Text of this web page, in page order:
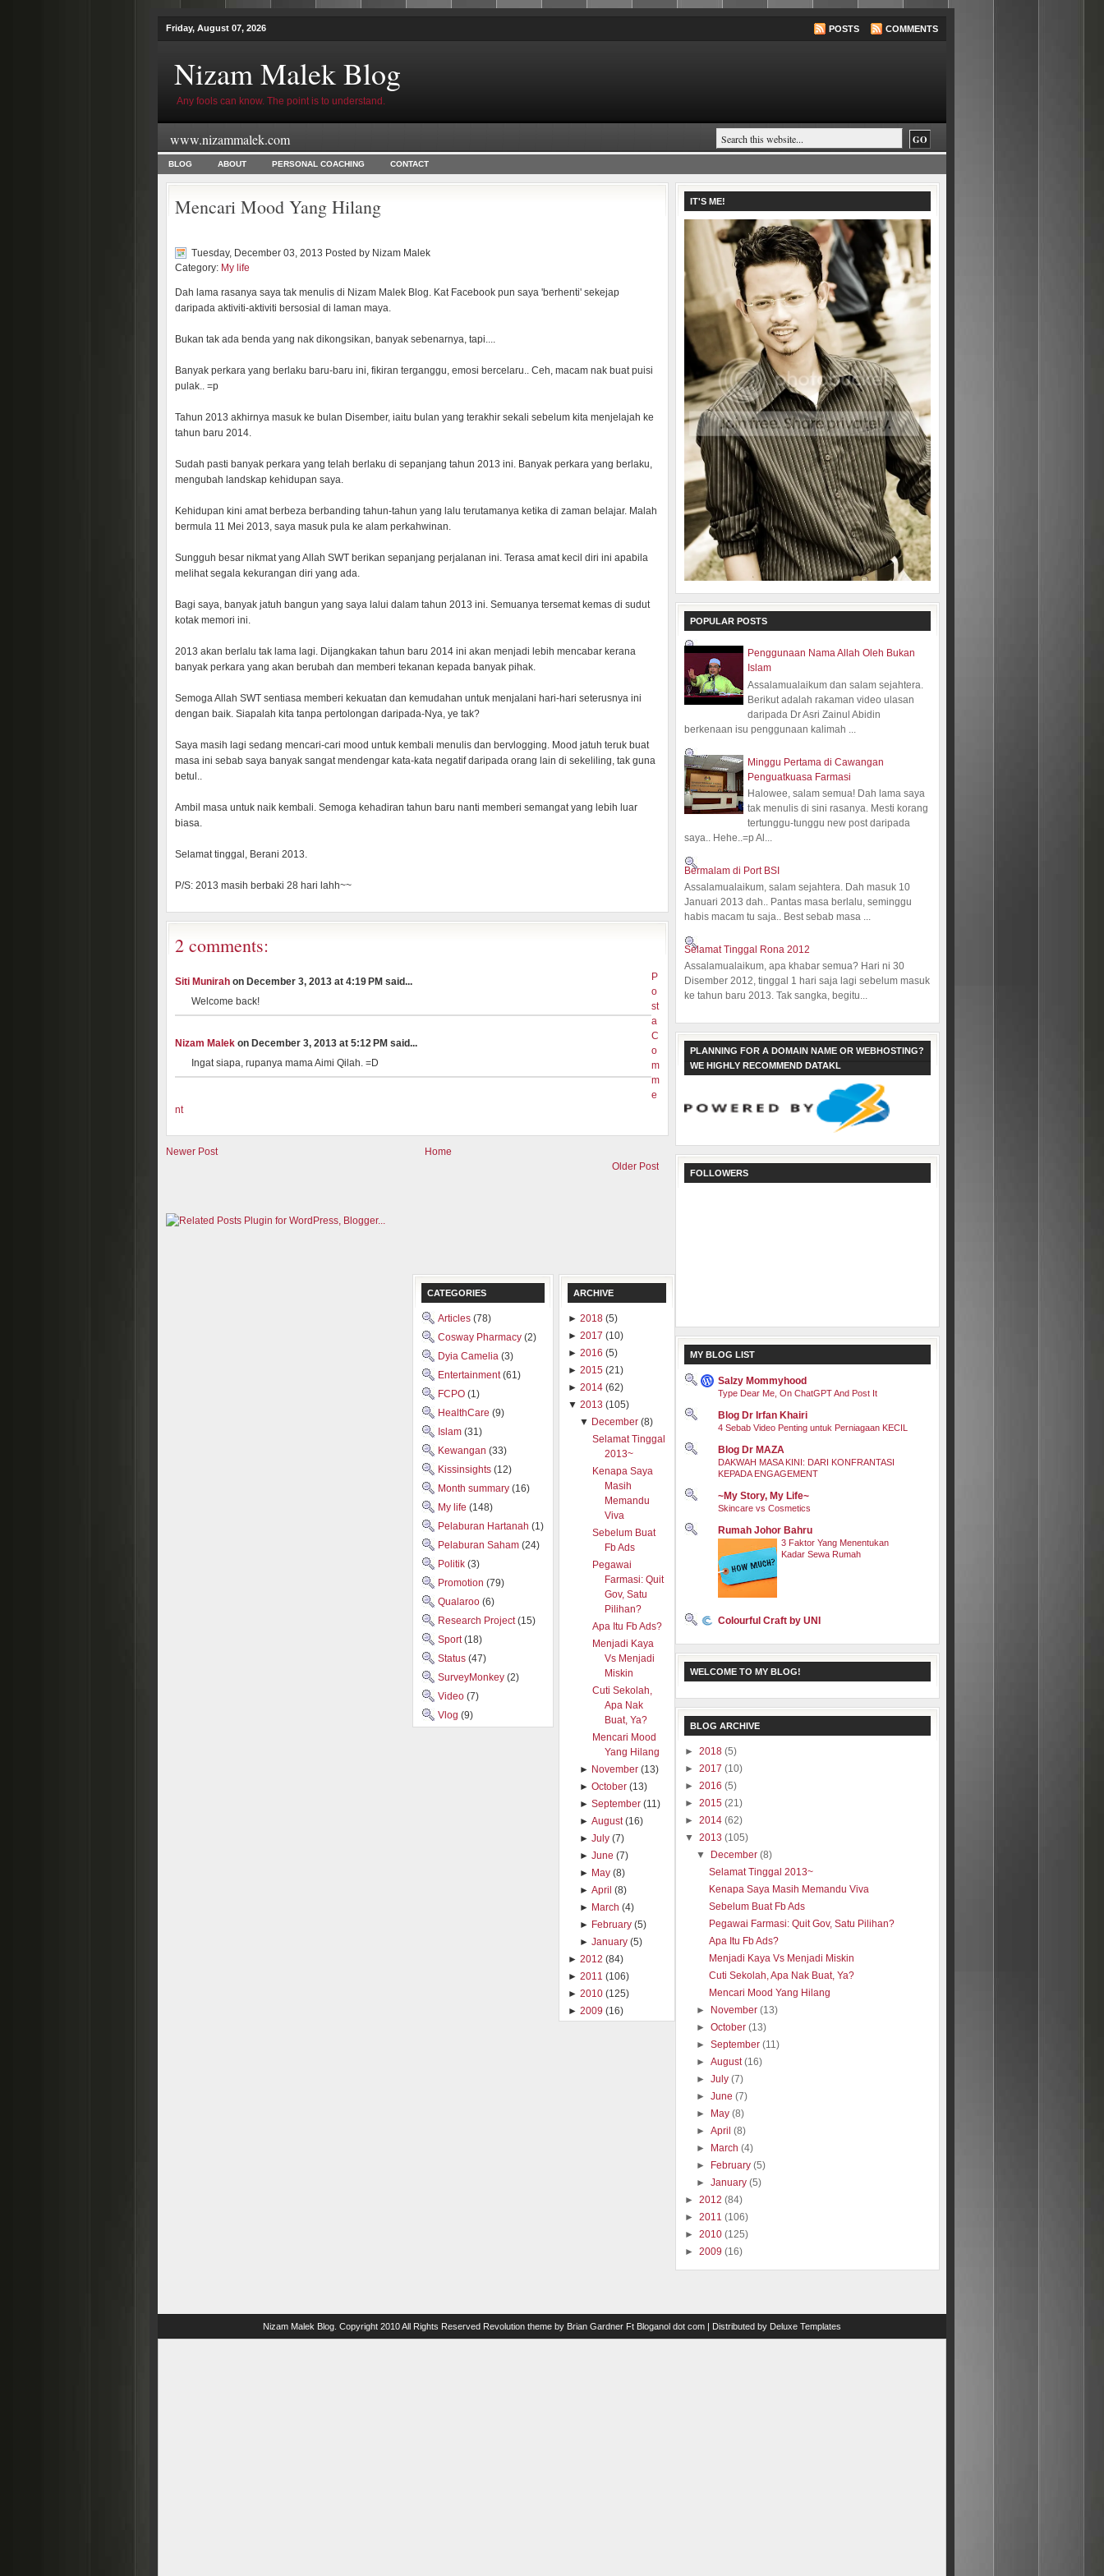
Friday, August 07, 2026 POSTS COMMENTS
Nizam Malek Blog
Any fools can know. The point is to understand.
www.nizammalek.com
BLOG ABOUT PERSONAL COACHING CONTACT
Mencari Mood Yang Hilang
Tuesday, December 03, 2013 Posted by Nizam Malek
Category: My life
Dah lama rasanya saya tak menulis di Nizam Malek Blog. Kat Facebook pun saya 'berhenti' sekejap
daripada aktiviti-aktiviti bersosial di laman maya.
Bukan tak ada benda yang nak dikongsikan, banyak sebenarnya, tapi....
Banyak perkara yang berlaku baru-baru ini, fikiran terganggu, emosi bercelaru.. Ceh, macam nak buat puisi
pulak.. =p
Tahun 2013 akhirnya masuk ke bulan Disember, iaitu bulan yang terakhir sekali sebelum kita menjelajah ke
tahun baru 2014.
Sudah pasti banyak perkara yang telah berlaku di sepanjang tahun 2013 ini. Banyak perkara yang berlaku,
mengubah landskap kehidupan saya.
Kehidupan kini amat berbeza berbanding tahun-tahun yang lalu terutamanya ketika di zaman belajar. Malah
bermula 11 Mei 2013, saya masuk pula ke alam perkahwinan.
Sungguh besar nikmat yang Allah SWT berikan sepanjang perjalanan ini. Terasa amat kecil diri ini apabila
melihat segala kekurangan diri yang ada.
Bagi saya, banyak jatuh bangun yang saya lalui dalam tahun 2013 ini. Semuanya tersemat kemas di sudut
kotak memori ini.
2013 akan berlalu tak lama lagi. Dijangkakan tahun baru 2014 ini akan menjadi lebih mencabar kerana
banyak perkara yang akan berubah dan memberi tekanan kepada banyak pihak.
Semoga Allah SWT sentiasa memberi kekuatan dan kemudahan untuk menjalani hari-hari seterusnya ini
dengan baik. Siapalah kita tanpa pertolongan daripada-Nya, ye tak?
Saya masih lagi sedang mencari-cari mood untuk kembali menulis dan bervlogging. Mood jatuh teruk buat
masa ini sebab saya banyak sangat mendengar kata-kata negatif daripada orang lain di sekeliling, tak guna
betul..
Ambil masa untuk naik kembali. Semoga kehadiran tahun baru nanti memberi semangat yang lebih luar
biasa.
Selamat tinggal, Berani 2013.
P/S: 2013 masih berbaki 28 hari lahh~~
2 comments:
Siti Munirah on December 3, 2013 at 4:19 PM said...
Welcome back!
Nizam Malek on December 3, 2013 at 5:12 PM said...
Ingat siapa, rupanya mama Aimi Qilah. =D
P
o
st
a
C
o
m
m
e
nt
Newer Post
Older Post
Home
IT'S ME!
POPULAR POSTS
Penggunaan Nama Allah Oleh Bukan
Islam
Assalamualaikum dan salam sejahtera.
Berikut adalah rakaman video ulasan
daripada Dr Asri Zainul Abidin
berkenaan isu penggunaan kalimah ...
Minggu Pertama di Cawangan
Penguatkuasa Farmasi
Halowee, salam semua! Dah lama saya
tak menulis di sini rasanya. Mesti korang
tertunggu-tunggu new post daripada
saya.. Hehe..=p Al...
Bermalam di Port BSI
Assalamualaikum, salam sejahtera. Dah masuk 10
Januari 2013 dah.. Pantas masa berlalu, seminggu
habis macam tu saja.. Best sebab masa ...
Selamat Tinggal Rona 2012
Assalamualaikum, apa khabar semua? Hari ni 30
Disember 2012, tinggal 1 hari saja lagi sebelum masuk
ke tahun baru 2013. Tak sangka, begitu...
PLANNING FOR A DOMAIN NAME OR WEBHOSTING?
WE HIGHLY RECOMMEND DATAKL
FOLLOWERS
MY BLOG LIST
Salzy Mommyhood
Type Dear Me, On ChatGPT And Post It
Blog Dr Irfan Khairi
4 Sebab Video Penting untuk Perniagaan KECIL
Blog Dr MAZA
DAKWAH MASA KINI: DARI KONFRANTASI
KEPADA ENGAGEMENT
~My Story, My Life~
Skincare vs Cosmetics
Rumah Johor Bahru
3 Faktor Yang Menentukan
Kadar Sewa Rumah
Colourful Craft by UNI
WELCOME TO MY BLOG!
BLOG ARCHIVE
► 2018 (5)
► 2017 (10)
► 2016 (5)
► 2015 (21)
► 2014 (62)
▼ 2013 (105)
▼ December(8)
Selamat Tinggal 2013~
Kenapa Saya Masih Memandu Viva
Sebelum Buat Fb Ads
Pegawai Farmasi: Quit Gov, Satu Pilihan?
Apa Itu Fb Ads?
Menjadi Kaya Vs Menjadi Miskin
Cuti Sekolah, Apa Nak Buat, Ya?
Mencari Mood Yang Hilang
► November(13)
►October(13)
►September(11)
►August(16)
►July(7)
►June(7)
► May(8)
►April(8)
► March(4)
► February(5)
►January(5)
► 2012 (84)
► 2011 (106)
► 2010 (125)
► 2009 (16)
CATEGORIES
Articles (78)
Cosway Pharmacy (2)
Dyia Camelia (3)
Entertainment(61)
FCPO (1)
HealthCare (9)
Islam (31)
Kewangan (33)
Kissinsights (12)
Month summary (16)
My life (148)
Pelaburan Hartanah (1)
Pelaburan Saham (24)
Politik (3)
Promotion (79)
Qualaroo (6)
Research Project(15)
Sport(18)
Status (47)
SurveyMonkey (2)
Video (7)
Vlog (9)
ARCHIVE
► 2018 (5)
► 2017 (10)
► 2016 (5)
► 2015 (21)
► 2014 (62)
▼ 2013 (105)
▼ December (8)
Selamat Tinggal
2013~
Kenapa Saya
Masih
Memandu
Viva
Sebelum Buat
Fb Ads
Pegawai
Farmasi: Quit
Gov, Satu
Pilihan?
Apa Itu Fb Ads?
Menjadi Kaya
Vs Menjadi
Miskin
Cuti Sekolah,
Apa Nak
Buat, Ya?
Mencari Mood
Yang Hilang
► November (13)
►October (13)
►September (11)
►August (16)
►July (7)
►June (7)
► May (8)
►April (8)
► March (4)
► February (5)
►January (5)
► 2012 (84)
► 2011 (106)
► 2010 (125)
► 2009 (16)
Nizam Malek Blog . Copyright 2010 All Rights Reserved Revolution theme by Brian Gardner Ft Bloganol dot com | Distributed by Deluxe Templates